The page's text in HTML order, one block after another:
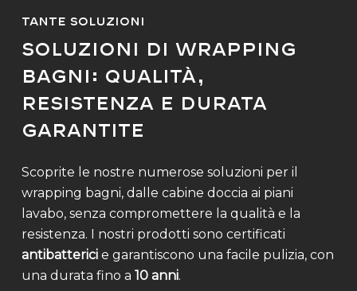
Tante soluzioni
Soluzioni di Wrapping
Bagni: Qualità,
Resistenza e Durata
Garantite
Scoprite le nostre numerose soluzioni per il
wrapping bagni, dalle cabine doccia ai piani
lavabo, senza compromettere la qualità e la
resistenza. I nostri prodotti sono certificati
antibattericie garantiscono una facile pulizia, con
una durata fino a 10 anni.